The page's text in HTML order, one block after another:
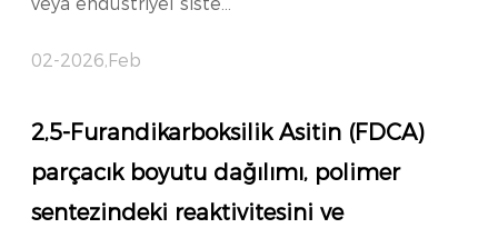
02-2026,Feb
2,5-Furandikarboksilik Asitin (FDCA)
parçacık boyutu dağılımı, polimer
sentezindeki reaktivitesini ve